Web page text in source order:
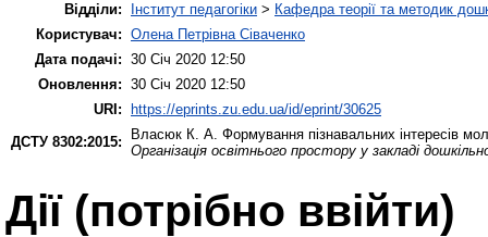
Відділи:
Інститут педагогіки > Кафедра теорії та методик
Користувач: Олена Петрівна Сіваченко
Дата подачі: 30 Січ 2020 12:50
Оновлення: 30 Січ 2020 12:50
URI:
https://eprints.zu.edu.ua/id/eprint/30625
ДСТУ 8302:2015:
Власюк К. А. Формування пізнавальних інтересів
Організація освітнього простору у закладі
Дії ​​(потрібно ввійти)